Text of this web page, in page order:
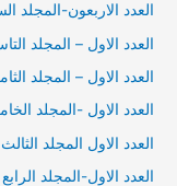
العدد الاربعون-المجلد
العدد الاول – المجلد
العدد الاول – المجلد
العدد الاول -المجلد
العدد الاول المجلد الثالث
العدد الاول-المجلد الرابع